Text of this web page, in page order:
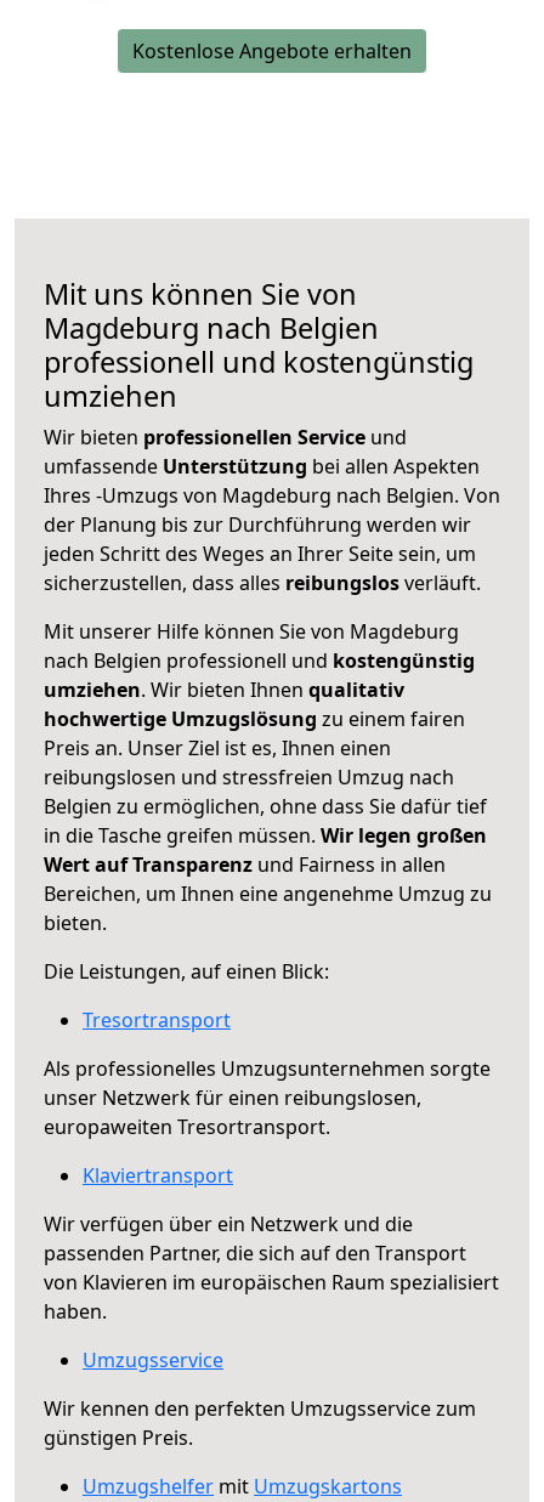
Kostenlose Angebote erhalten
Mit uns können Sie von
Magdeburg nach Belgien
professionell und kostengünstig
umziehen
Wir bieten professionellen Service und
umfassende Unterstützung bei allen Aspekten
Ihres -Umzugs von Magdeburg nach Belgien. Von
der Planung bis zur Durchführung werden wir
jeden Schritt des Weges an Ihrer Seite sein, um
sicherzustellen, dass alles reibungslosverläuft.
Mit unserer Hilfe können Sie von Magdeburg
nach Belgien professionell und kostengünstig
umziehen. Wir bieten Ihnen qualitativ
hochwertige Umzugslösung zu einem fairen
Preis an. Unser Ziel ist es, Ihnen einen
reibungslosen und stressfreien Umzug nach
Belgien zu ermöglichen, ohne dass Sie dafür tief
in die Tasche greifen müssen. Wir legen großen
Wert auf Transparenz und Fairness in allen
Bereichen, um Ihnen eine angenehme Umzug zu
bieten.
Die Leistungen, auf einen Blick:
Tresortransport
Als professionelles Umzugsunternehmen sorgte
unser Netzwerk für einen reibungslosen,
europaweiten Tresortransport.
Klaviertransport
Wir verfügen über ein Netzwerk und die
passenden Partner, die sich auf den Transport
von Klavieren im europäischen Raum spezialisiert
haben.
Umzugsservice
Wir kennen den perfekten Umzugsservice zum
günstigen Preis.
Umzugshelfer mit Umzugskartons